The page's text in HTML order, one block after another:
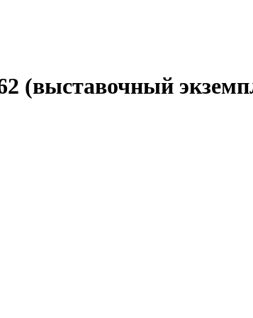
(выставочный